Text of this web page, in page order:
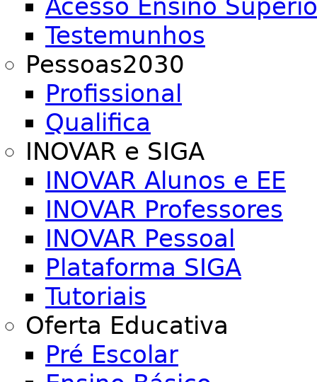
Acesso Ensino
Testemunhos
Pessoas2030
Profissional
Qualifica
INOVAR e SIGA
INOVAR Alunos e EE
INOVAR Professores
INOVAR Pessoal
Plataforma SIGA
Tutoriais
Oferta Educativa
Pré Escolar